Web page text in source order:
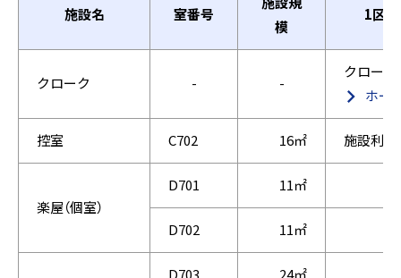
施設名 室番号
模
1区
クローク - -
クロー
ホー
控室 C702 16㎡ 施設利
楽屋（個室）
D701 11㎡
D702 11㎡